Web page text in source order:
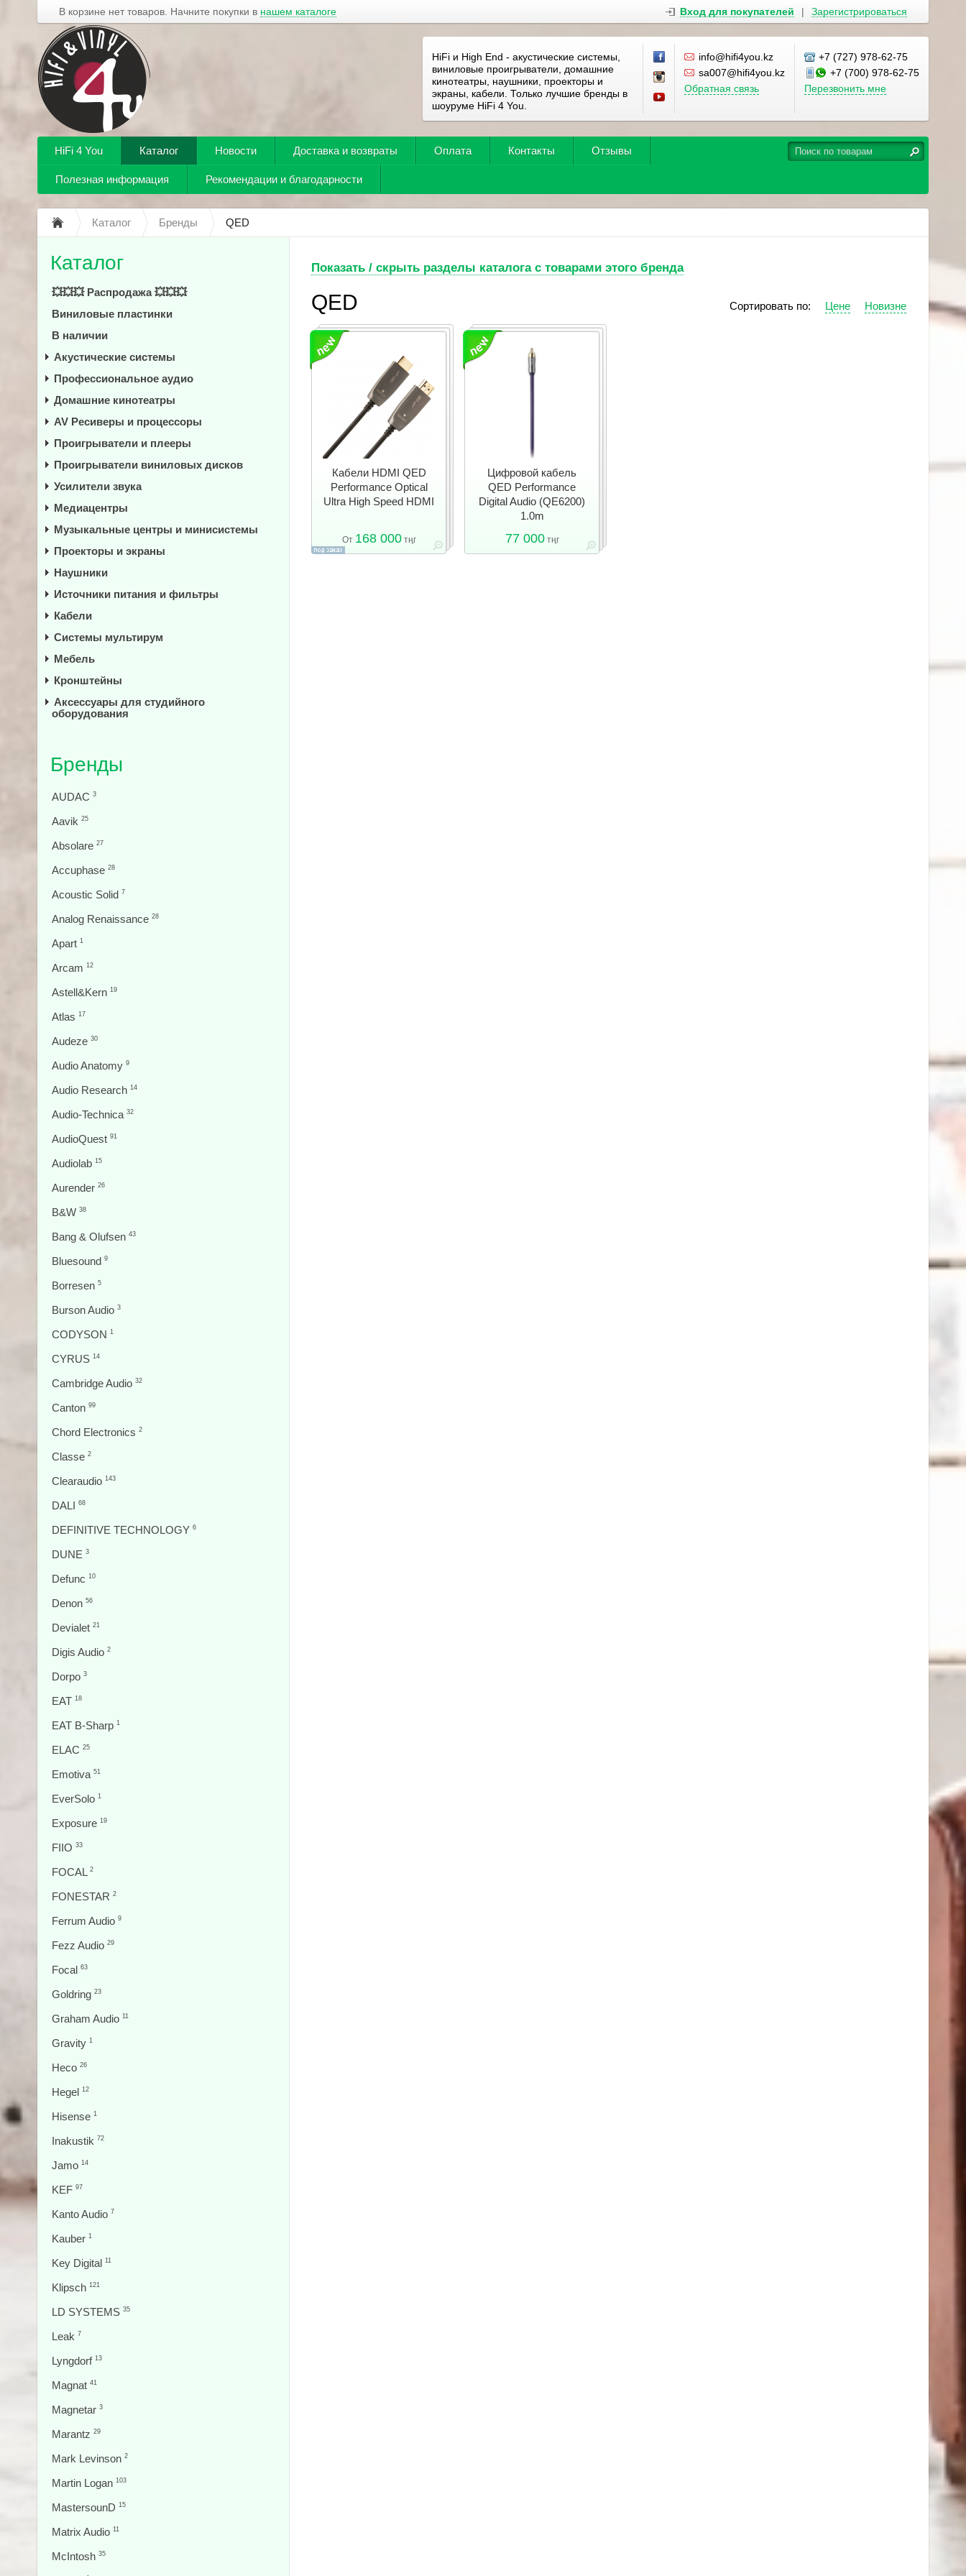
В корзине нет товаров. Начните покупки в нашем каталоге Вход для покупателей | Зарегистрироваться
HiFi и High End - акустические системы,
виниловые проигрыватели, домашние
кинотеатры, наушники, проекторы и
экраны, кабели. Только лучшие бренды в
шоуруме HiFi 4 You.
info@hifi4you.kz
sa007@hifi4you.kz
Обратная связь
+7 (727) 978-62-75
+7 (700) 978-62-75
Перезвонить мне
HiFi 4 You Каталог Новости Доставка и возвраты Оплата Контакты Отзывы
Полезная информация Рекомендации и благодарности
Каталог Бренды QED
Показать / скрыть разделы каталога с товарами этого бренда
QED Новизне
Цене
Сортировать по:
Кабели HDMI QED
Performance Optical
Ultra High Speed HDMI
От 168 000тңг
Цифровой кабель
QED Performance
Digital Audio (QE6200)
1.0m
77 000тңг
Каталог
💥💥💥 Распродажа 💥💥💥
Виниловые пластинки
В наличии
Акустические системы
Профессиональное аудио
Домашние кинотеатры
AV Ресиверы и процессоры
Проигрыватели и плееры
Проигрыватели виниловых дисков
Усилители звука
Медиацентры
Музыкальные центры и минисистемы
Проекторы и экраны
Наушники
Источники питания и фильтры
Кабели
Системы мультирум
Мебель
Кронштейны
Аксессуары для студийного
оборудования
Бренды
AUDAC 3
Aavik 25
Absolare 27
Accuphase 28
Acoustic Solid 7
Analog Renaissance 28
Apart 1
Arcam 12
Astell&Kern 19
Atlas 17
Audeze 30
Audio Anatomy 9
Audio Research 14
Audio-Technica 32
AudioQuest 91
Audiolab 15
Aurender 26
B&W 38
Bang & Olufsen 43
Bluesound 9
Borresen 5
Burson Audio 3
CODYSON 1
CYRUS 14
Cambridge Audio 32
Canton 99
Chord Electronics 2
Classe 2
Clearaudio 143
DALI 68
DEFINITIVE TECHNOLOGY 6
DUNE 3
Defunc 10
Denon 56
Devialet 21
Digis Audio 2
Dorpo 3
EAT 18
EAT B-Sharp 1
ELAC 25
Emotiva 51
EverSolo 1
Exposure 19
FIIO 33
FOCAL 2
FONESTAR 2
Ferrum Audio 9
Fezz Audio 29
Focal 63
Goldring 23
Graham Audio 11
Gravity 1
Heco 26
Hegel 12
Hisense 1
Inakustik 72
Jamo 14
KEF 97
Kanto Audio 7
Kauber 1
Key Digital 11
Klipsch 121
LD SYSTEMS 35
Leak 7
Lyngdorf 13
Magnat 41
Magnetar 3
Marantz 29
Mark Levinson 2
Martin Logan 103
MastersounD 15
Matrix Audio 11
McIntosh 35